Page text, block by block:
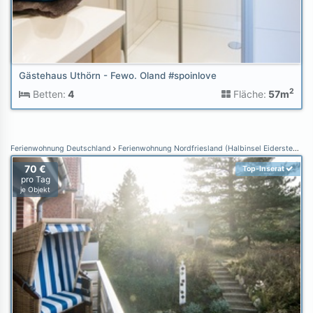
Gästehaus Uthörn - Fewo. Oland #spoinlove
Betten: 4 Fläche: 57m2
Ferienwohnung Deutschland Ferienwohnung Nordfriesland (Halbinsel Eiderstedt)
70 €
pro Tag
je Objekt
Top-Inserat